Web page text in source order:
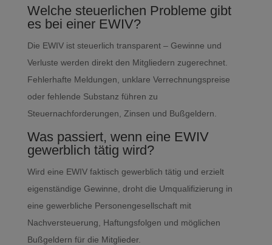
Welche steuerlichen Probleme gibt
es bei einer EWIV?
Die EWIV ist steuerlich transparent – Gewinne und
Verluste werden direkt den Mitgliedern zugerechnet.
Fehlerhafte Meldungen, unklare Verrechnungspreise
oder fehlende Substanz führen zu
Steuernachforderungen, Zinsen und Bußgeldern.
Was passiert, wenn eine EWIV
gewerblich tätig wird?
Wird eine EWIV faktisch gewerblich tätig und erzielt
eigenständige Gewinne, droht die Umqualifizierung in
eine gewerbliche Personengesellschaft mit
Nachversteuerung, Haftungsfolgen und möglichen
Bußgeldern für die Mitglieder.